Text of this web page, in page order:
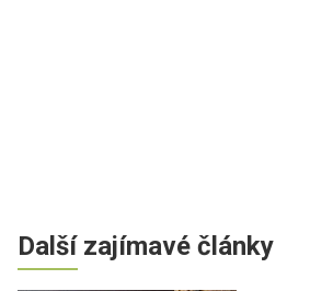
Další zajímavé články